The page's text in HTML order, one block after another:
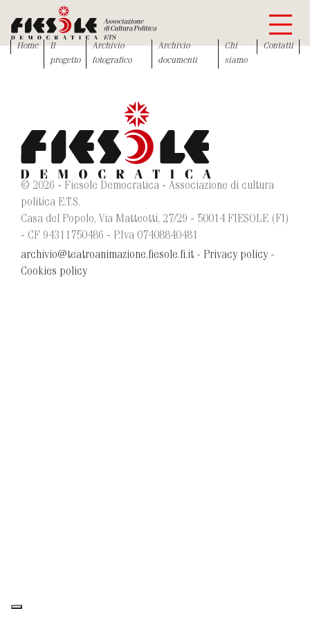
Home
Il
progetto
Archivio
fotografico
Archivio
documenti
Chi
siamo
Contatti
© 2026 - Fiesole Democratica - Associazione di cultura
politica E.T.S.
Casa del Popolo, Via Matteotti, 27/29 - 50014 FIESOLE (FI)
- CF 94311750486 - P.Iva 07408840481
archivio@teatroanimazione.fiesole.fi.it - Privacy policy -
Cookies policy